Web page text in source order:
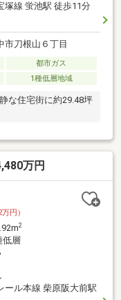
塚線 蛍池駅 徒歩11分
市刀根山６丁目
都市ガス
1種低層地域
な住宅街に約29.48坪
万円
円）
2
層
ール本線 柴原阪大前駅